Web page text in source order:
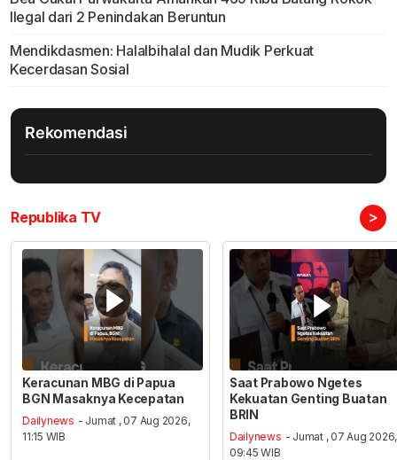
Ilegal dari 2 Penindakan Beruntun
Mendikdasmen: Halalbihalal dan Mudik Perkuat
Kecerdasan Sosial
Rekomendasi
Republika TV >
Keracunan MBG di Papua
BGN Masaknya Kecepatan
Dailynews - Jumat , 07 Aug 2026,
11:15 WIB
Saat Prabowo Ngetes
Kekuatan Genting Buatan
BRIN
Dailynews - Jumat , 07 Aug 2026,
09:45 WIB